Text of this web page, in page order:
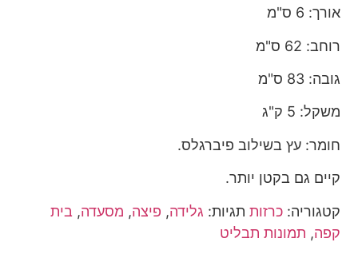
אורך: 6 ס"מ
רוחב: 62 ס"מ
גובה: 83 ס"מ
משקל: 5
ק"ג
חומר: עץ בשילוב פיברגלס.
קיים גם בקטן יותר.
קטגוריה: כרזות תגיות: גלידה, פיצה, מסעדה, בית
קפה, תמונות תבליט